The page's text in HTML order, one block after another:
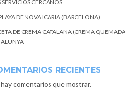
SERVICIOS CERCANOS
DE NOVA ICARIA (BARCELONA)
DE CREMA CATALANA (CREMA
RECIENTES
comentarios que mostrar.